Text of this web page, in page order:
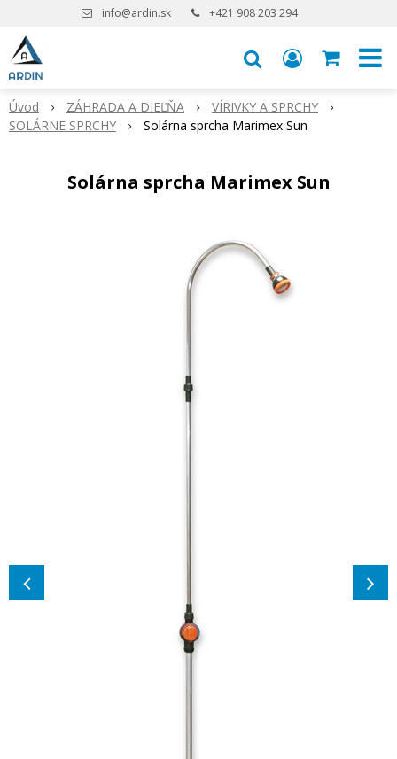
info@ardin.sk +421 908 203 294
Úvod ZÁHRADA A DIEĽŇA
VÍRIVKY A SPRCHY
SOLÁRNE SPRCHY
Solárna sprcha Marimex Sun
Solárna sprcha Marimex Sun